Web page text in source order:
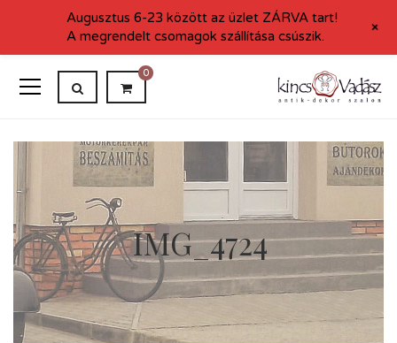
0
IMG_4724
Augusztus 6-23 között az üzlet ZÁRVA tart!
A megrendelt csomagok szállítása csúszik.
+